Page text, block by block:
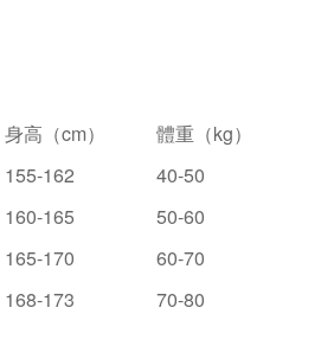
身高（cm） 體重（kg）
155-162
40-50
160-165
50-60
165-170
60-70
168-173 70-80